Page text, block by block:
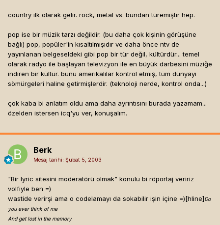
country ilk olarak gelir. rock, metal vs. bundan türemiştir hep.
pop ise bir müzik tarzı değildir. (bu daha çok kişinin görüşüne
bağlı) pop, popüler'in kısaltılmışıdır ve daha önce ntv de
yayınlanan belgeseldeki gibi pop bir tür değil, kültürdür... temel
olarak radyo ile başlayan televizyon ile en büyük darbesini müziğe
indiren bir kültür. bunu amerikalılar kontrol etmiş, tüm dünyayı
sömürgeleri haline getirmişlerdir. (teknoloji nerde, kontrol onda...)
çok kaba bi anlatım oldu ama daha ayrıntısını burada yazamam...
özelden istersen icq'yu ver, konuşalım.
Berk
Mesaj tarihi: Şubat 5, 2003
"Bir lyric sitesini moderatörü olmak" konulu bi röportaj veririz
volfiyle ben =)
wastide verirşi ama o codelamayı da sokabilir işin içine =)[hline]Do
you ever think of me
And get lost in the memory